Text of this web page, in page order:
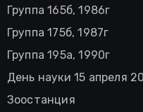
Группа 165б, 1986г
Группа 175б, 1987г
Группа 195а, 1990г
День науки 15 апреля
Зоостанция